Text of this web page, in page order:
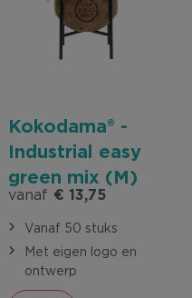
Kokodama® -
Industrial easy
green mix (M)
vanaf € 13,75
Vanaf 50 stuks
Met eigen logo en
ontwerp